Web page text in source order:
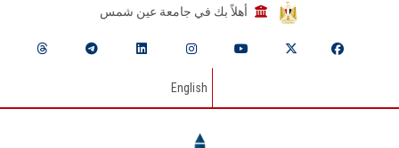
أهلاً بك في جامعة عين شمس
English